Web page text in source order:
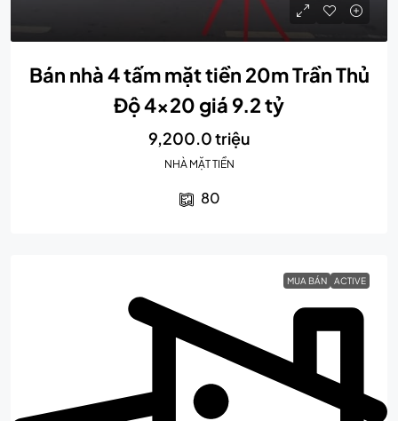
Bán nhà 4 tấm mặt tiền 20m Trần Thủ
Độ 4×20 giá 9.2 tỷ
9,200.0 triệu
NHÀ MẶT TIỀN
80
MUA BÁN ACTIVE